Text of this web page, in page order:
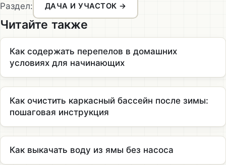
Раздел: ДАЧА И УЧАСТОК →
Читайте также
Как содержать перепелов в домашних
условиях для начинающих
Как очистить каркасный бассейн после зимы:
пошаговая инструкция
Как выкачать воду из ямы без насоса